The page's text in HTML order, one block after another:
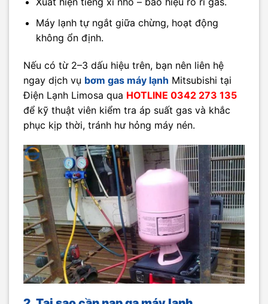
Máy lạnh tự ngắt giữa chừng, hoạt động
không ổn định.
Nếu có từ 2–3 dấu hiệu trên, bạn nên liên hệ
ngay dịch vụ bơm gas máy lạnh Mitsubishi tại
Điện Lạnh Limosa qua HOTLINE 0342 273 135
để kỹ thuật viên kiểm tra áp suất gas và khắc
phục kịp thời, tránh hư hỏng máy nén.